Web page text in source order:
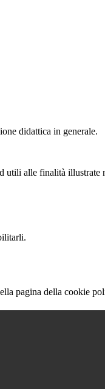
didattica in generale.
utili alle finalità illustrate
pagina della cookie